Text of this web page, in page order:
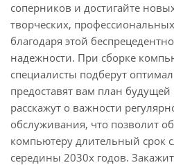
соперников и достигайте
творческих,
благодаря этой
надежности. При сборке
специалисты подберут
предоставят вам план
расскажут о важности
обслуживания, что позволит
компьютеру длительный срок
середины 2030х годов.